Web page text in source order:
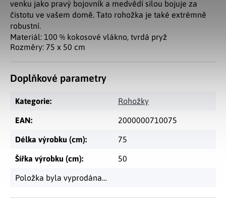
venku jako pravý bojovník a medvědí silou bojuje za
čistotu ve vašem domě. Tato rohožka je také extrémně
robustní.
Materiál: 100 % kokosové vlákno, tvrdá pryž
Rozměry: 75 x 50 cm
Doplňkové parametry
Kategorie: Rohožky
EAN: 2000000710075
Délka výrobku (cm): 75
Šířka výrobku (cm): 50
Položka byla vyprodána…